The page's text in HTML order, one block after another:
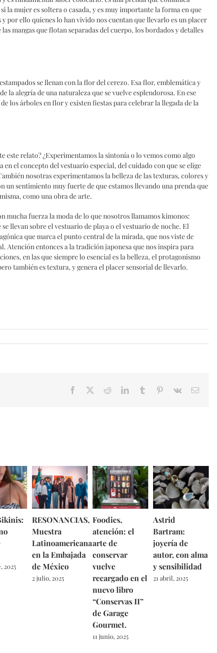
la mujer es soltera o casada, y es muy importante la forma en que
y por ello quienes lo han vivido nos cuentan que llevarlo es un placer
mangas que flotan separadas del cuerpo, los bordados y detalles
se llenan con la flor del cerezo. Esa flor, emblemática y
la alegría de una naturaleza que se vuelve esplendorosa. En ese
los árboles en flor y existen fiestas para celebrar la llegada de la
este relato? ¿Experimentamos la sintonía o lo vemos como algo
en el concepto del vestuario especial, del cuidado con que se elige
nosotras experimentamos la belleza de las texturas, colores y
un sentimiento muy fuerte de que estamos llevando una prenda que
como una obra de arte.
mucha fuerza la moda de lo que nosotros llamamos kimonos:
llevan sobre el vestuario de playa o el vestuario de noche. El
que marca el punto central de la mirada, que nos viste de
Atención entonces a la tradición japonesa que nos inspira para
en las que siempre lo esencial es la belleza, el protagonismo
también es textura, y genera el placer sensorial de llevarlo.
Facebook RedditLinkedInTumblr Pinterest
Vk Email
2025
RESONANCIAS,
Muestra
Latinoamericana
en la Embajada
de México
2 julio, 2025
Foodies,
atención: el
arte de
conservar
vuelve
recargado en el
nuevo libro
“Conservas II”
de Garage
Gourmet.
11 junio, 2025
Astrid
Bartram:
joyería de
autor, con alma
y sensibilidad
21 abril, 2025